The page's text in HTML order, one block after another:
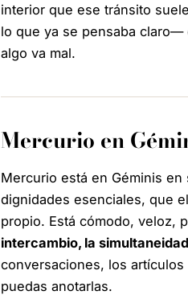
interior que ese tránsito
lo que ya se pensaba
algo va mal.
Mercurio en
Mercurio está en Géminis
dignidades esenciales, que
propio. Está cómodo, veloz,
intercambio, la simultaneidad
conversaciones, los
puedas anotarlas.